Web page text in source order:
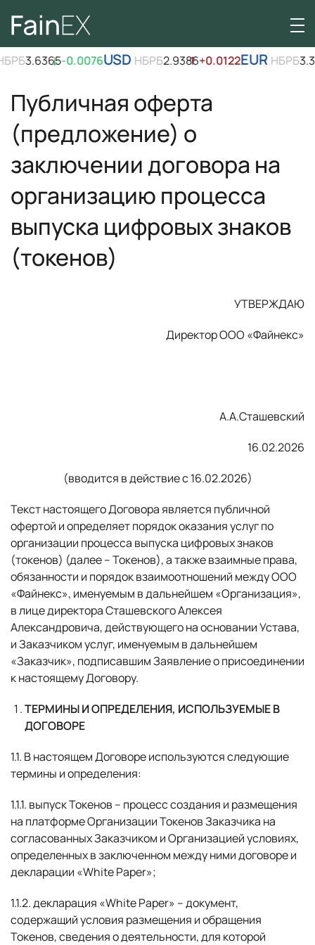
↓-0.0076USDНБРБ 2.9386
↑+0.0122EURНБРБ 3.3908
↑
Публичная оферта
(предложение) о
заключении договора на
организацию процесса
выпуска цифровых знаков
(токенов)
УТВЕРЖДАЮ
Директор ООО «Файнекс»
А.А.Сташевский
16.02.2026
(вводится в действие с 16.02.2026)
Текст настоящего Договора является публичной
офертой и определяет порядок оказания услуг по
организации процесса выпуска цифровых знаков
(токенов) (далее – Токенов), а также взаимные права,
обязанности и порядок взаимоотношений между ООО
«Файнекс», именуемым в дальнейшем «Организация»,
в лице директора Сташевского Алексея
Александровича, действующего на основании Устава,
и Заказчиком услуг, именуемым в дальнейшем
«Заказчик», подписавшим Заявление о присоединении
к настоящему Договору.
ТЕРМИНЫ И ОПРЕДЕЛЕНИЯ, ИСПОЛЬЗУЕМЫЕ В
ДОГОВОРЕ
1.1. В настоящем Договоре используются следующие
термины и определения:
1.1.1. выпуск Токенов – процесс создания и размещения
на платформе Организации Токенов Заказчика на
согласованных Заказчиком и Организацией условиях,
определенных в заключенном между ними договоре и
декларации «White Paper»;
1.1.2. декларация «White Paper» – документ,
содержащий условия размещения и обращения
Токенов, сведения о деятельности, для которой